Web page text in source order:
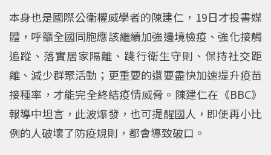
本身也是國際公衛權威學者的陳建仁，19日才投書媒
體，呼籲全國同胞應該繼續加強邊境檢疫、強化接觸
追蹤、落實居家隔離、踐行衛生守則、保持社交距
離、減少群聚活動；更重要的還要盡快加速提升疫苗
接種率，才能完全終結疫情威脅。陳建仁在《BBC》
報導中坦言，此波爆發，也可提醒國人，即便再小比
例的人破壞了防疫規則，都會導致破口。